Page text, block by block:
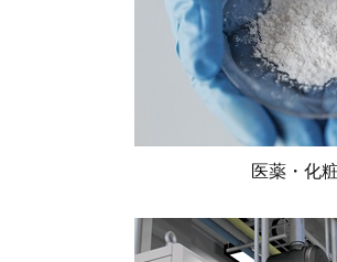
医薬・化